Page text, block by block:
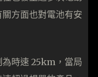
方面也對電池有安
為時速 25km，當局